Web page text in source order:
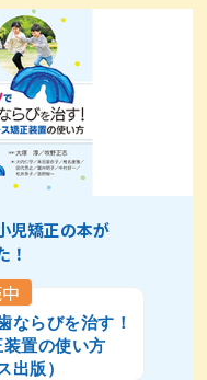
児矯正の本が
！
ならびを治す！
置の使い方
出版）